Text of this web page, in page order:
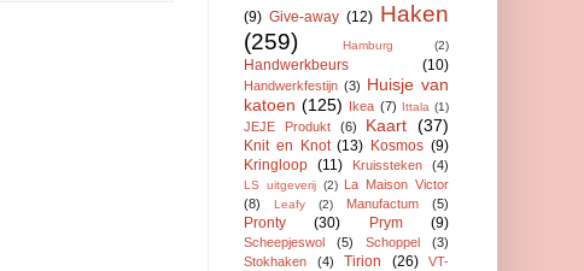
(9) Give-away (12) Haken
(259)
Hamburg (2)
Handwerkbeurs (10)
Handwerkfestijn (3) Huisje van
katoen (125) Ikea (7) Ittala (1)
JEJE Produkt (6) Kaart (37)
Knit en Knot (13) Kosmos (9)
Kringloop (11) Kruissteken (4)
LS uitgeverij (2) La Maison Victor
(8)
Leafy (2) Manufactum (5)
Pronty (30) Prym (9)
Scheepjeswol (5) Schoppel
(3)
Stokhaken
(4) Tirion (26)
VT-